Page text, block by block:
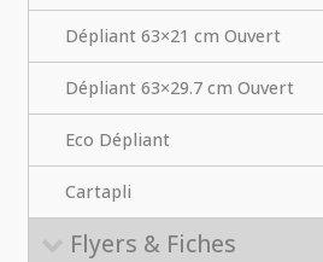
Dépliant 63×21 cm Ouvert
Dépliant 63×29.7 cm Ouvert
Eco Dépliant
Cartapli
Flyers & Fiches